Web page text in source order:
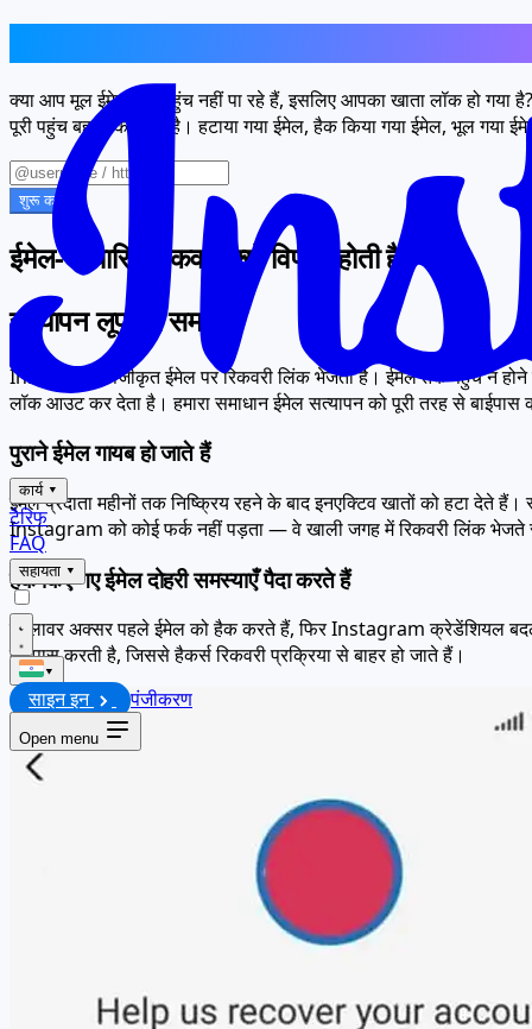
कार्य ▾
टैरिफ
FAQ
सहायता ▾
▾
साइन इन पंजीकरण
Open menu
क्या आप मूल ईमेल तक पहुंच नहीं पा रहे हैं, इसलिए आपका खाता लॉक हो गया
पूरी पहुंच बहाल कर देता है। हटाया गया ईमेल, हैक किया गया ईमेल, भूल गया
शुरू करें
ईमेल-आधारित रिकवरी क्यों विफल होती है
सत्यापन लूप की समस्या
Instagram पंजीकृत ईमेल पर रिकवरी लिंक भेजता है। ईमेल तक पहुंच न होने
लॉक आउट कर देता है। हमारा समाधान ईमेल सत्यापन को पूरी तरह से
पुराने ईमेल गायब हो जाते हैं
ईमेल प्रदाता महीनों तक निष्क्रिय रहने के बाद इनएक्टिव खातों को हटा
Instagram को कोई फर्क नहीं पड़ता — वे खाली जगह में रिकवरी लिंक भेजते
हैक किए गए ईमेल दोहरी समस्याएँ पैदा करते हैं
हमलावर अक्सर पहले ईमेल को हैक करते हैं, फिर Instagram क्रेडेंशियल बदल
बाईपास करती है, जिससे हैकर्स रिकवरी प्रक्रिया से बाहर हो जाते हैं।